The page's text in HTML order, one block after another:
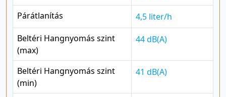
Párátlanítás
4,5 liter/h
Beltéri Hangnyomás szint
(max)
44 dB(A)
Beltéri Hangnyomás szint
(min)
41 dB(A)